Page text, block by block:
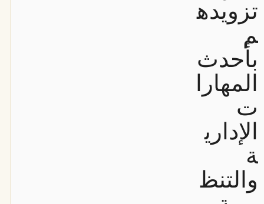
تزويده
م
بأحدث
المهارا
ت
الإداري
ة
والتنظ